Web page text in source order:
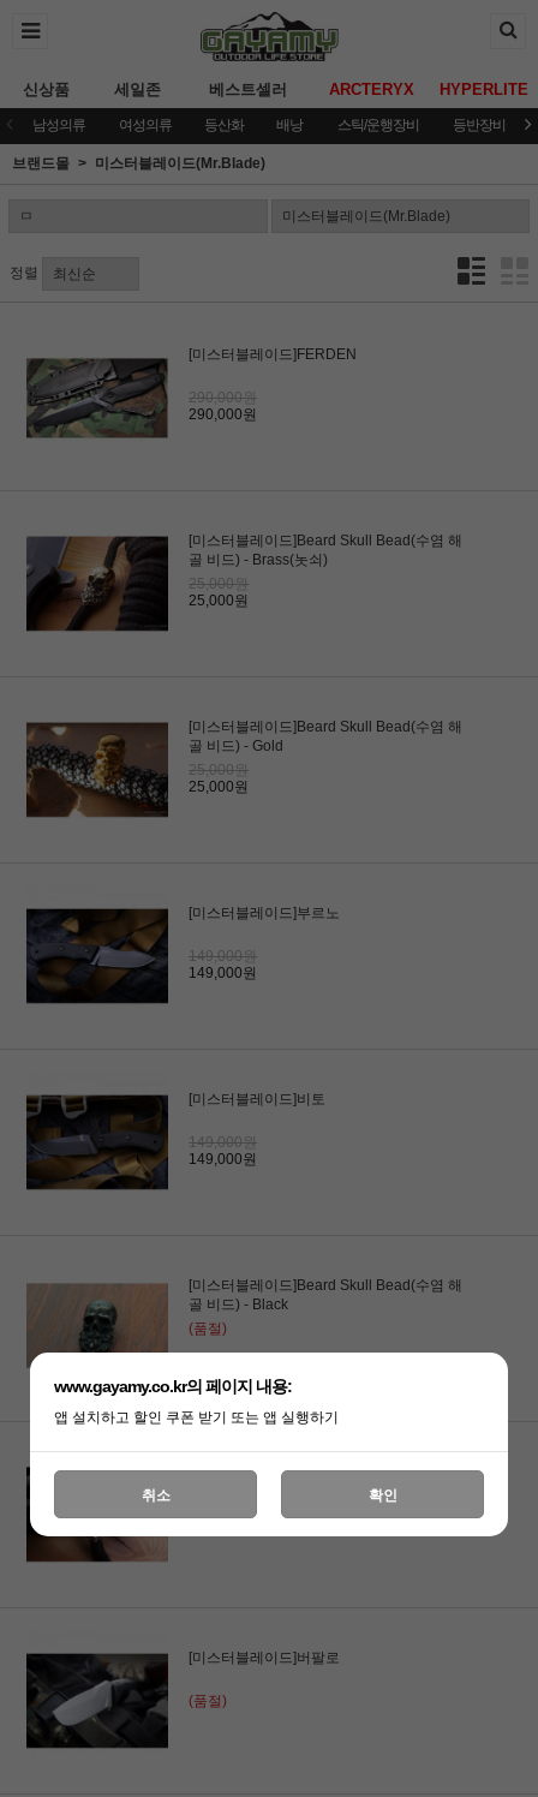
신상품 세일존 베스트셀러 ARCTERYX HYPERLITE
남성의류 여성의류 등산화 배낭 스틱/운행장비 등반장비
브랜드몰 미스터블레이드(Mr.Blade)
정렬
[미스터블레이드]FERDEN
290,000원
290,000원
[미스터블레이드]Beard Skull Bead(수염 해
골 비드) - Brass(놋쇠)
25,000원
25,000원
[미스터블레이드]Beard Skull Bead(수염 해
골 비드) - Gold
25,000원
25,000원
[미스터블레이드]부르노
149,000원
149,000원
[미스터블레이드]비토
149,000원
149,000원
[미스터블레이드]Beard Skull Bead(수염 해
골 비드) - Black
(품절)
[미스터블레이드]Beard Skull Bead(수염 해
(품절)
[미스터블레이드]버팔로
(품절)
www.gayamy.co.kr의 페이지 내용:
앱 설치하고 할인 쿠폰 받기 또는 앱 실행하기
취소 확인